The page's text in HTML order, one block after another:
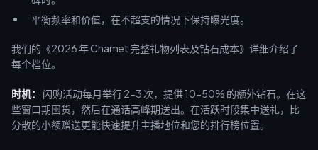
平衡频率和价值，在不超支的情况下保持曝光度。
我们的《2026 年 Chamet 完整礼物列表及钻石成本》详细介绍了
每个档位。
时机：
闪购活动每月举行 2-3 次，提供 10-50% 的额外钻石。在这
些窗口期囤货，然后在通话高峰期送出。在活跃时段集中送礼，比
分散的小额赠送更能快速提升主播地位和您的排行榜位置。